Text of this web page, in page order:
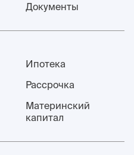
Документы
Ипотека
Рассрочка
Материнский
капитал